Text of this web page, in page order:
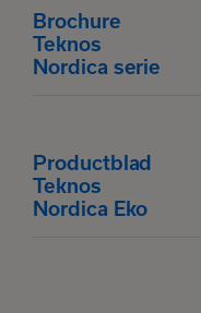
verwarmen met een
infraroodverwarmer.
met verfverwijderaar
oppervlak van oude
de nieuwe verf goed
traditionele
paraffineolieverf,
Brochure
Teknos
Nordica serie
Productblad
Teknos
Nordica Eko